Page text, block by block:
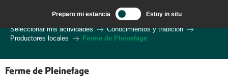
contenu
principal
Preparo mi estancia Estoy in situ
Bienvenido a Sarlat en el corazón de la región de Dordoña.
Seleccionar mis actividades
Conocimientos y tradición
Productores locales
Ferme de Pleinefage
Ferme de Pleinefage